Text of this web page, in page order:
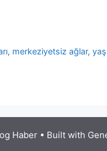
, merkeziyetsiz ağlar,
Haber • Built with